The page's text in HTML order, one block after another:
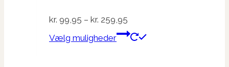
kr. 99,95 – kr. 259,95
kr. 99,95
Vælg muligheder
Dette